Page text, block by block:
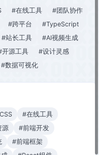
#在线工具
#团队协作
#跨平台
#TypeScript
#站长工具
#AI视频生成
开源工具
#设计灵感
#数据可视化
#在线工具
源
#前端开发
#前端框架